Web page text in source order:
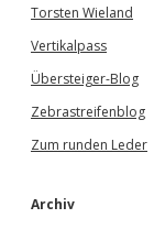
Torsten Wieland
Vertikalpass
Übersteiger-Blog
Zebrastreifenblog
Zum runden Leder
Archiv